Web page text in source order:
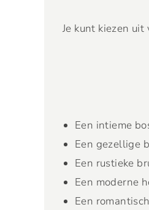
Je kunt kiezen
Een intieme
Een gezellige
Een rustieke
Een moderne
Een